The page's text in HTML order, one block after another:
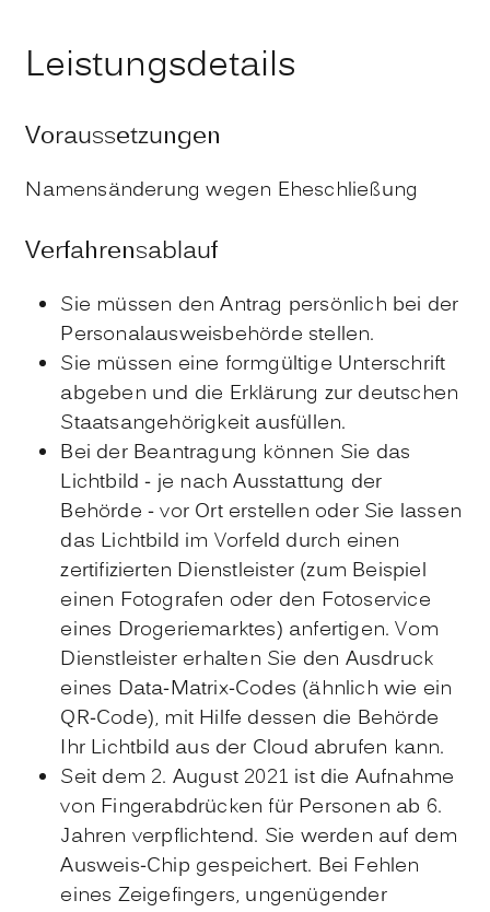
Leistungsdetails
Voraussetzungen
Namensänderung wegen Eheschließung
Verfahrensablauf
Sie müssen den Antrag persönlich bei der
Personalausweisbehörde stellen.
Sie müssen eine formgültige Unterschrift
abgeben und die Erklärung zur deutschen
Staatsangehörigkeit ausfüllen.
Bei der Beantragung können Sie das
Lichtbild - je nach Ausstattung der
Behörde - vor Ort erstellen oder Sie lassen
das Lichtbild im Vorfeld durch einen
zertifizierten Dienstleister (zum Beispiel
einen Fotografen oder den Fotoservice
eines Drogeriemarktes) anfertigen. Vom
Dienstleister erhalten Sie den Ausdruck
eines Data-Matrix-Codes (ähnlich wie ein
QR-Code), mit Hilfe dessen die Behörde
Ihr Lichtbild aus der Cloud abrufen kann.
Seit dem 2. August 2021 ist die Aufnahme
von Fingerabdrücken für Personen ab 6.
Jahren verpflichtend. Sie werden auf dem
Ausweis-Chip gespeichert. Bei Fehlen
eines Zeigefingers, ungenügender